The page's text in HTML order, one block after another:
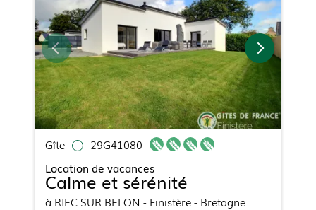
Gîte
29G41080
Location de vacances
Calme et sérénité
à RIEC SUR BELON - Finistère - Bretagne